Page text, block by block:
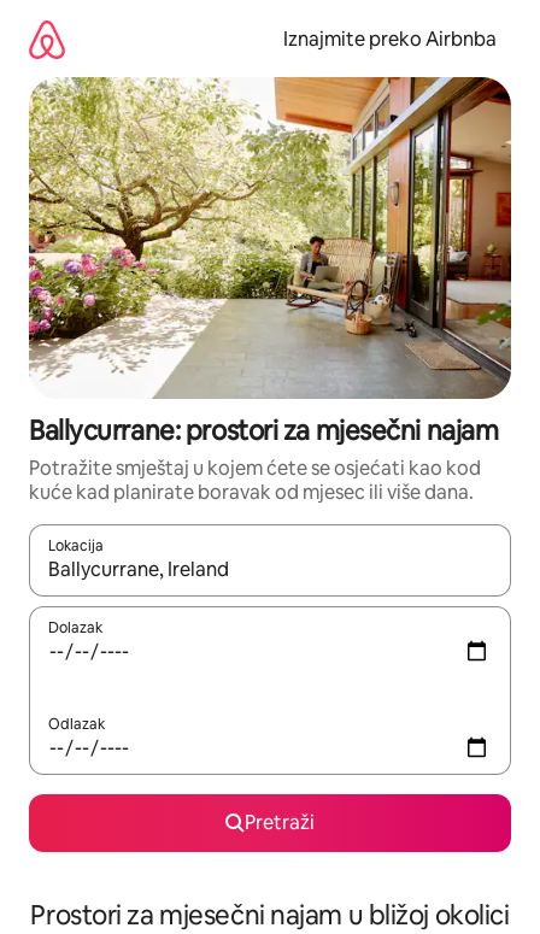
sadržaj
Iznajmite preko Airbnba
Ballycurrane: prostori za mjesečni najam
Potražite smještaj u kojem ćete se osjećati kao kod
kuće kad planirate boravak od mjesec ili više dana.
Lokacija
Kada budu dostupni rezultati, moći ćete ih pregledati
Dolazak
Odlazak
Pretraži
Prostori za mjesečni najam u bližoj okolici